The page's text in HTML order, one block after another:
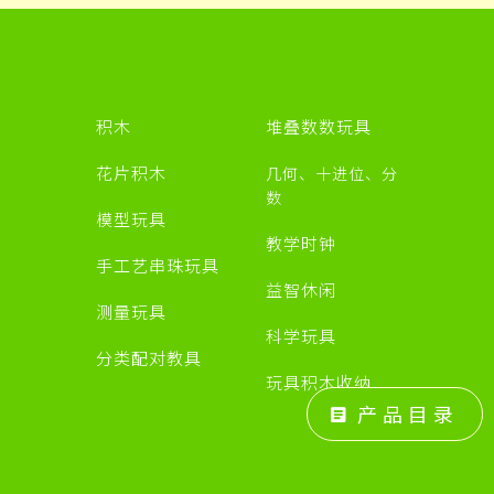
产品目录
积木
花片积木
模型玩具
手工艺串珠玩具
测量玩具
分类配对教具
堆叠数数玩具
几何、十进位、分
数
教学时钟
益智休闲
科学玩具
玩具积木收纳